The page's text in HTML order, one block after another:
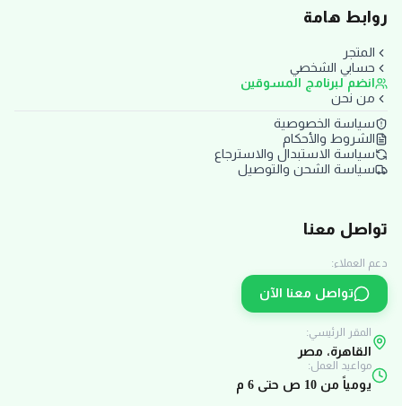
روابط هامة
المتجر
حسابي الشخصي
انضم لبرنامج المسوقين
من نحن
سياسة الخصوصية
الشروط والأحكام
سياسة الاستبدال والاسترجاع
سياسة الشحن والتوصيل
تواصل معنا
دعم العملاء:
تواصل معنا الآن
المقر الرئيسي:
القاهرة، مصر
مواعيد العمل:
يومياً من 10 ص حتى 6 م